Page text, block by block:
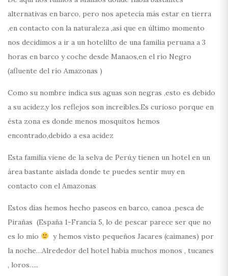
alternativas en barco, pero nos apetecía más estar en tierra
,en contacto con la naturaleza ,así que en último momento
nos decidimos a ir a un hotelilto de una familia peruana a 3
horas en barco y coche desde Manaos,en el río Negro
(afluente del río Amazonas )
Como su nombre indica sus aguas son negras ,esto es debido
a su acidez,y los reflejos son increíbles.Es curioso porque en
ésta zona es donde menos mosquitos hemos
encontrado,debido a esa acidez
Esta familia viene de la selva de Perú,y tienen un hotel en un
área bastante aislada donde te puedes sentir muy en
contacto con el Amazonas
Estos días hemos hecho paseos en barco, canoa ,pesca de
Pirañas (España 1-Francia 5, lo de pescar parece ser que no
es lo mío
y hemos visto pequeños Jacares (caimanes) por
la noche…Alrededor del hotel había muchos monos , tucanes
, loros…..